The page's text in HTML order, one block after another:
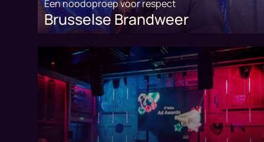
Een noodoproep voor respect
Brusselse Brandweer